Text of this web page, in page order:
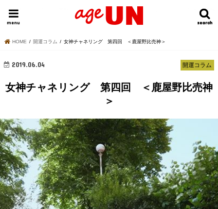
search
search
menu
HOME 今日の運勢ランキング 明日の運勢ランキング 今週の運勢
HOME 開運コラム 女神チャネリング 第四回 ＜鹿屋野比売神＞
開運コラム
2019.06.04
女神チャネリング 第四回 ＜鹿屋野比売神
＞